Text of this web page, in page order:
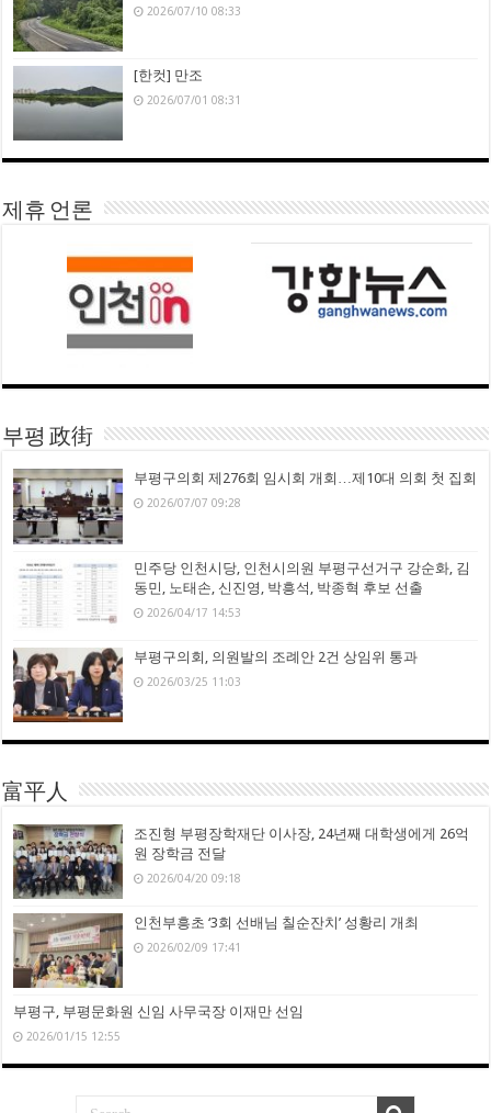
2026/07/10 08:33
[한컷] 만조
2026/07/01 08:31
제휴 언론
부평 政街
부평구의회 제276회 임시회 개회…제10대 의회 첫 집회
2026/07/07 09:28
민주당 인천시당, 인천시의원 부평구선거구 강순화, 김
동민, 노태손, 신진영, 박흥석, 박종혁 후보 선출
2026/04/17 14:53
부평구의회, 의원발의 조례안 2건 상임위 통과
2026/03/25 11:03
富平人
조진형 부평장학재단 이사장, 24년째 대학생에게 26억
원 장학금 전달
2026/04/20 09:18
인천부흥초 ‘3회 선배님 칠순잔치’ 성황리 개최
2026/02/09 17:41
부평구, 부평문화원 신임 사무국장 이재만 선임
2026/01/15 12:55